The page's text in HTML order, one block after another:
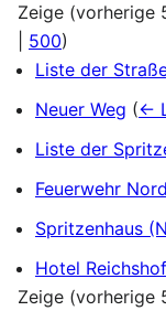
Zeige (vorherige
500)
Liste der
Neuer Weg (←
Liste der
Feuerwehr
Spritzenhaus
Hotel Reichshof
Zeige (vorherige